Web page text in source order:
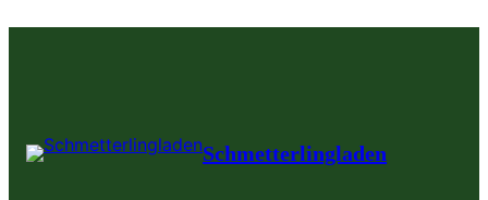
Schmetterlingladen